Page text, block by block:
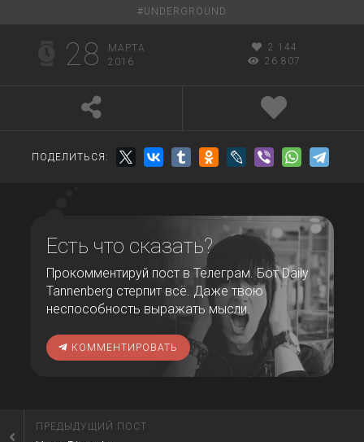
#UNDERGROUND
28
МАРТА
2016
2 144
26 807
ПОДЕЛИТЬСЯ:
Есть что сказать?
Прокомментируй пост в Телеграм. Бот Daily
Tannenberg стерпит всё. Даже твою
неспособность выражать мысли.
КОММЕНТИРОВАТЬ
ПРЕДЫДУЩИЙ ПОСТ